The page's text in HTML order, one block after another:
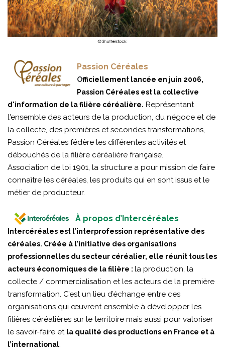
Passion Céréales
Officiellement lancée en juin 2006,
Passion Céréales est la collective
d'information de la filière céréalière. Représentant
l'ensemble des acteurs de la production, du négoce et de
la collecte, des premières et secondes transformations,
Passion Céréales fédère les différentes activités et
débouchés de la filière céréalière française.
Association de loi 1901, la structure a pour mission de faire
connaître les céréales, les produits qui en sont issus et le
métier de producteur.
À propos d’Intercéréales
Intercéréales est l’interprofession représentative des
céréales. Créée à l’initiative des organisations
professionnelles du secteur céréalier, elle réunit tous les
acteurs économiques de la filière : la production, la
collecte / commercialisation et les acteurs de la première
transformation. C’est un lieu d’échange entre ces
organisations qui œuvrent ensemble à développer les
filières céréalières sur le territoire mais aussi pour valoriser
le savoir-faire et la qualité des productions en France et à
l’international.